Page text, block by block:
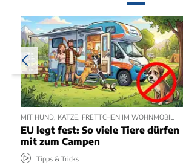
MIT HUND, KATZE, FRETTCHEN IM WOHNMOBIL
EU legt fest: So viele Tiere dürfen
mit zum Campen
Tipps & Tricks